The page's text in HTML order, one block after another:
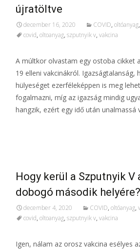
újratöltve
december 16, 2020 COVID, oltóanyag,
covid, oltoanyag, szputnyik v, vakcina
A múltkor olvastam egy ostoba cikket
19 elleni vakcinákról. Igazságtalanság,
hülyeséget ezerféleképpen is meg lehet
fogalmazni, míg az igazság mindig
hangzik, ezért egy idő után unalmassá
Hogy kerül a Szputnyik V
dobogó második helyére?
december 4, 2020 COVID, oltóanyag,
covid, oltoanyag, szputnyik v, vakcina
Igen, nálam az orosz vakcina esélyes